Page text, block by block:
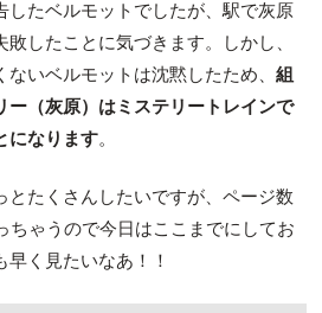
したベルモットでしたが、駅で灰原
したことに気づきます。しかし、
いベルモットは沈黙したため、 組
ー（灰原）はミステリートレインで
になります。
とたくさんしたいですが、ページ数
ちゃうので今日はここまでにしてお
く見たいなあ！！